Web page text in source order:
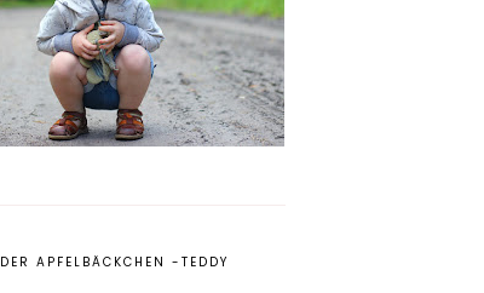
DER APFELBÄCKCHEN -TEDDY